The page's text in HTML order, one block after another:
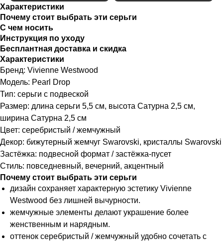
Характеристики
Почему стоит выбрать эти серьги
С чем носить
Инструкция по уходу
Бесплантная доставка и скидка
Характеристики
Бренд: Vivienne Westwood
Модель: Pearl Drop
Тип: серьги с подвеской
Размер: длина серьги 5,5 см, высота Сатурна 2,5 см,
ширина Сатурна 2,5 см
Цвет: серебристый / жемчужный
Декор: бижутерный жемчуг Swarovski, кристаллы Swarovski
Застёжка: подвесной формат / застёжка-пусет
Стиль: повседневный, вечерний, акцентный
Почему стоит выбрать эти серьги
дизайн сохраняет характерную эстетику Vivienne
Westwood без лишней вычурности.
жемчужные элементы делают украшение более
женственным и нарядным.
оттенок серебристый / жемчужный удобно сочетать с